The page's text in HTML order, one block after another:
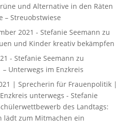
und Alternative in den Räten
– Streuobstwiese
2021 - Stefanie Seemann zu
und Kinder kreativ bekämpfen
- Stefanie Seemann zu
Unterwegs im Enzkreis
| Sprecherin für Frauenpolitik |
unterwegs - Stefanie
des Landtags:
lädt zum Mitmachen ein